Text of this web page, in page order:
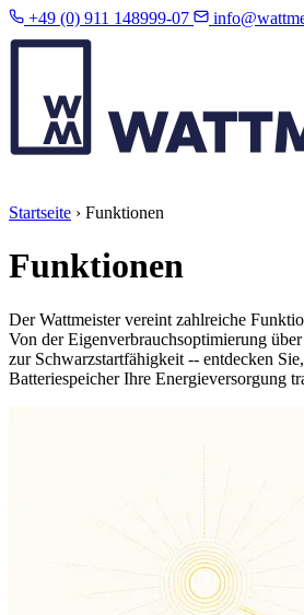
+49 (0) 911 148999-07
Startseite › Funktionen
Funktionen
Der Wattmeister vereint zahlreiche
Von der Eigenverbrauchsoptimierung
zur Schwarzstartfähigkeit -- entdecken
Batteriespeicher Ihre Energieversorgung